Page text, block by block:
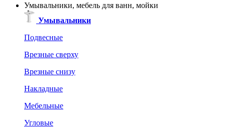
Умывальники, мебель для ванн, мойки
Умывальники
Подвесные
Врезные сверху
Врезные снизу
Накладные
Мебельные
Угловые